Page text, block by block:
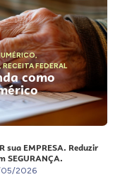
,
,RECEITA FEDERAL
como
sua EMPRESA. Reduzir
SEGURANÇA.
05/2026